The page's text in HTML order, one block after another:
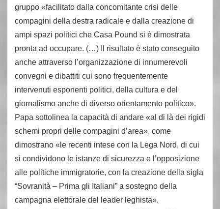
gruppo «facilitato dalla concomitante crisi delle
compagini della destra radicale e dalla creazione di
ampi spazi politici che Casa Pound si è dimostrata
pronta ad occupare. (…) Il risultato è stato conseguito
anche attraverso l’organizzazione di innumerevoli
convegni e dibattiti cui sono frequentemente
intervenuti esponenti politici, della cultura e del
giornalismo anche di diverso orientamento politico».
Papa sottolinea la capacità di andare «al di là dei rigidi
schemi propri delle compagini d’area», come
dimostrano «le recenti intese con la Lega Nord, di cui
si condividono le istanze di sicurezza e l’opposizione
alle politiche immigratorie, con la creazione della sigla
“Sovranità – Prima gli Italiani” a sostegno della
campagna elettorale del leader leghista».